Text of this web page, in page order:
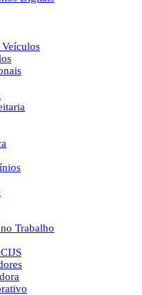
Veículos
Trabalho